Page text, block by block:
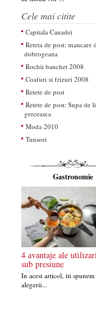
Cele mai citite
Capitala Canadei
Reteta de post: mancare
dobrogeana
Rochii banchet 2008
Coafuri si frizuri 2008
Retete de post
Retete de post: Supa de
greceasca
Moda 2010
Tunsori
Gastronomie
4 avantaje ale
sub presiune
In acest articol, iti spunem
alegerii...